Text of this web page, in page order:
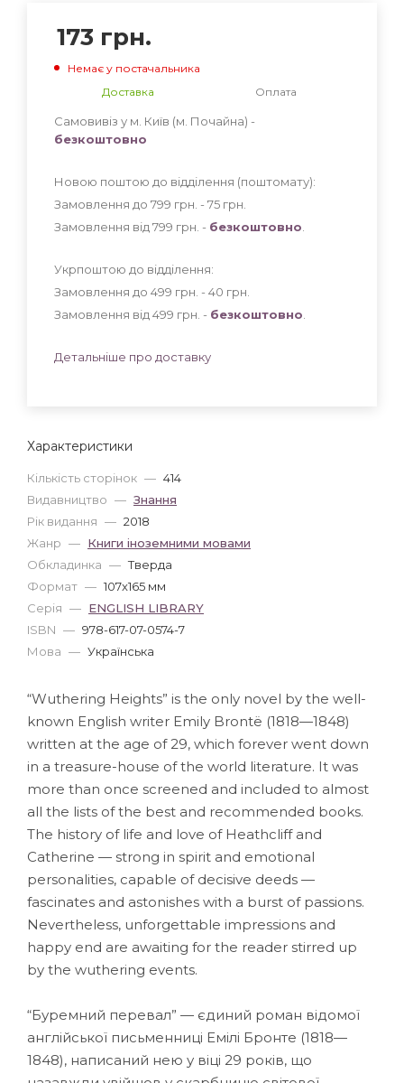
Характеристики
Кількість сторінок — 414
Видавництво — Знання
Рік видання — 2018
Жанр — Книги іноземними мовами
Обкладинка — Тверда
Формат — 107x165 мм
Серія — ENGLISH LIBRARY
ISBN — 978-617-07-0574-7
Мова — Українська
173 грн.
Немає у постачальника
Доставка
Оплата
Самовивіз у м. Київ (м. Почайна) -
безкоштовно
Новою поштою до відділення (поштомату):
Замовлення до 799 грн. - 75 грн
Замовлення від 799 грн. - безкоштовно
Укрпоштою до відділення:
Замовлення до 499 грн. - 40 грн
Замовлення від 499 грн. - безкоштовно
Детальніше про доставку
“Wuthering Heights” is the only novel by the well-
known English writer Emily Brontё (1818—1848)
written at the age of 29, which forever went down
in a treasure-house of the world literature. It was
more than once screened and included to almost
all the lists of the best and recommended books.
The history of life and love of Heathcliff and
Catherine — strong in spirit and emotional
personalities, capable of decisive deeds —
fascinates and astonishes with a burst of passions.
Nevertheless, unforgettable impressions and
happy end are awaiting for the reader stirred up
by the wuthering events.
“Буремний перевал” — єдиний роман відомої
англійської письменниці Емілі Бронте (1818—
1848), написаний нею у віці 29 років, що